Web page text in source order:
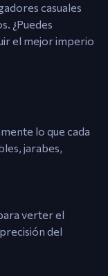
casuales
¿Puedes
el mejor imperio
lo que cada
jarabes,
verter el
del